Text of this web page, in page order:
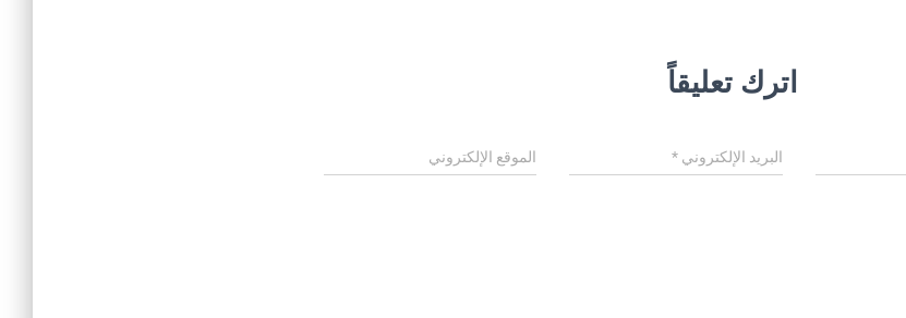
اترك تعليقاً
البريد الإلكتروني* الموقع الإلكتروني